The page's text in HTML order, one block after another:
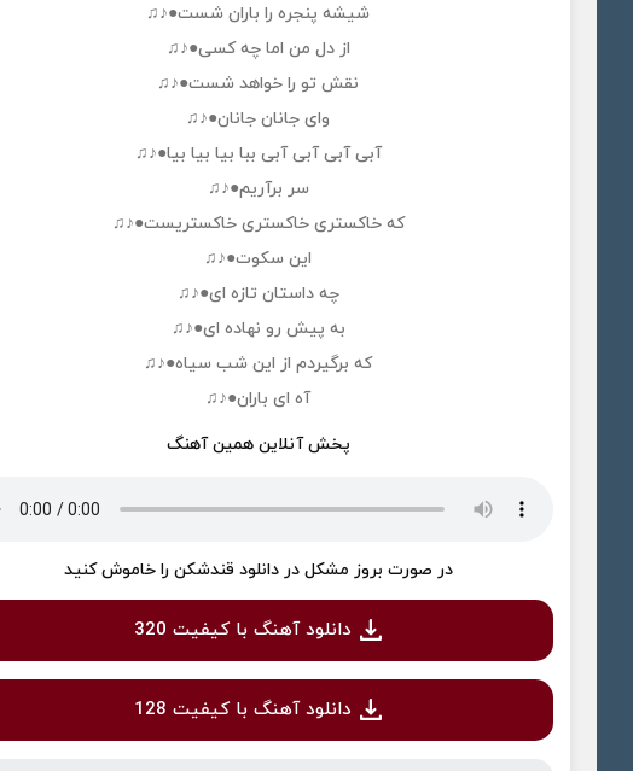
شيشه پنجره را باران شست●♪♫
از دل من اما چه كسى●♪♫
نقش تو را خواهد شست●♪♫
واى جانان جانان●♪♫
آبى آبى آبى آبى ببا بيا بيا بيا●♪♫
سر برآريم●♪♫
كه خاكسترى خاكسترى خاكستريست●♪♫
اين سكوت●♪♫
چه داستان تازه اى●♪♫
به پيش رو نهاده اى●♪♫
كه برگيردم از اين شب سياه●♪♫
آه اى باران●♪♫
پخش آنلاین همین آهنگ
در صورت بروز مشکل در دانلود قندشکن را خاموش کنید
دانلود آهنگ با کیفیت 320
دانلود آهنگ با کیفیت 128